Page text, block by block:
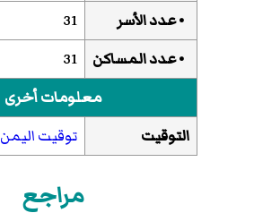
• عدد الأسر
31
• عدد المساكن
31
معلومات أخرى
التوقيت
توقيت اليمن
مراجع